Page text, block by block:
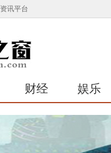
讯平台
财经 娱乐